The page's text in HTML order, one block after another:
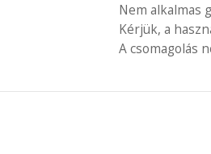
Nem alkalmas
Kérjük, a
A csomagolás